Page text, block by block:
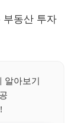
부동산 투자
알아보기